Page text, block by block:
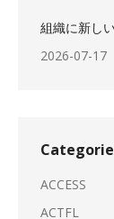
組織に新し
2026-07-17
ACCESS
ACTFL